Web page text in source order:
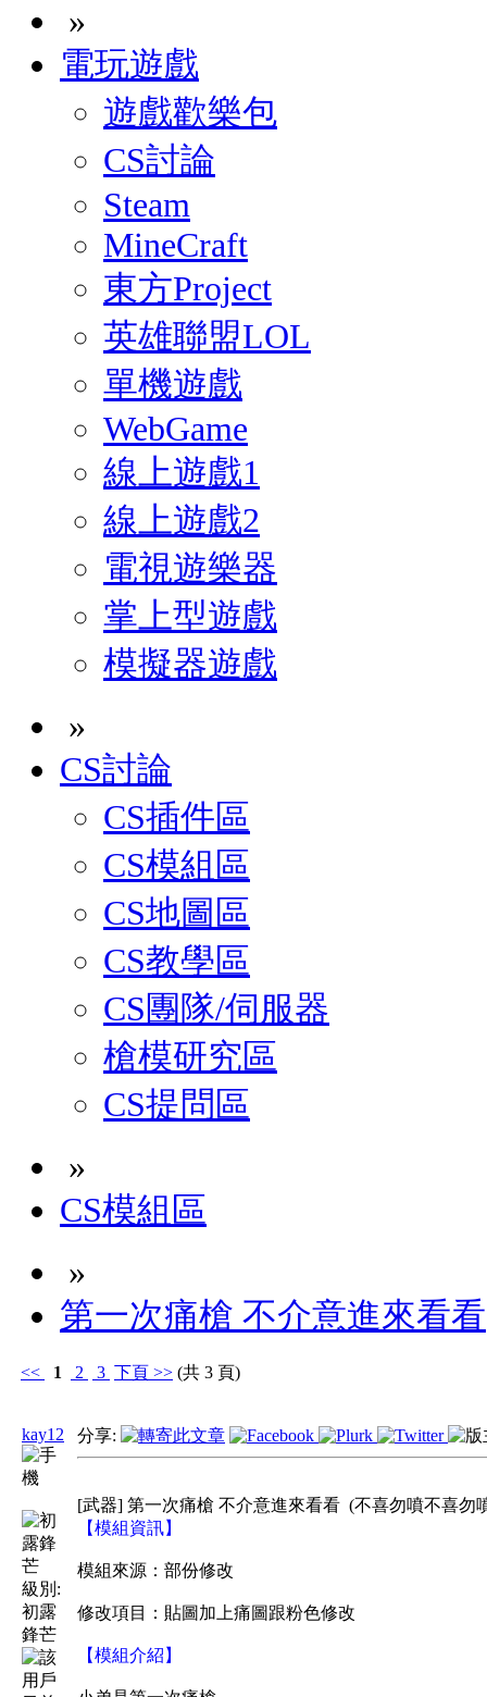
»
電玩遊戲
遊戲歡樂包
CS討論
Steam
MineCraft
東方Project
英雄聯盟LOL
單機遊戲
WebGame
線上遊戲1
線上遊戲2
電視遊樂器
掌上型遊戲
模擬器遊戲
»
CS討論
CS插件區
CS模組區
CS地圖區
CS教學區
CS團隊/伺服器
槍模研究區
CS提問區
»
CS模組區
»
第一次痛槍 不介意進來看看
<< 1 2 3 下頁 >> (共 3 頁)
kay12
級別:
初露
鋒芒
分享:
[武器] 第一次痛槍 不介意進來看看 (不喜勿噴不喜勿
【模組資訊】
模組來源：部份修改
修改項目：貼圖加上痛圖跟粉色修改
【模組介紹】